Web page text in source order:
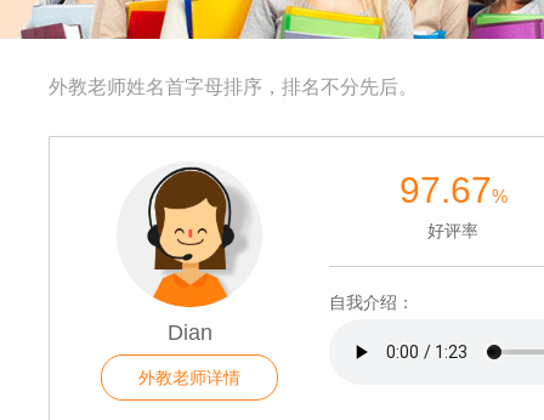
外教老师姓名首字母排序，排名不分先后。
Dian
外教老师详情
97.67%
好评率
自我介绍：